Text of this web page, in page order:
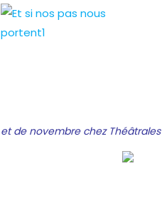
et de novembre chez Théâtrales